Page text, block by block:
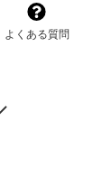
よくある質問